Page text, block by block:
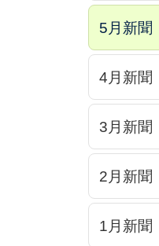
5月新聞
4月新聞
3月新聞
2月新聞
1月新聞